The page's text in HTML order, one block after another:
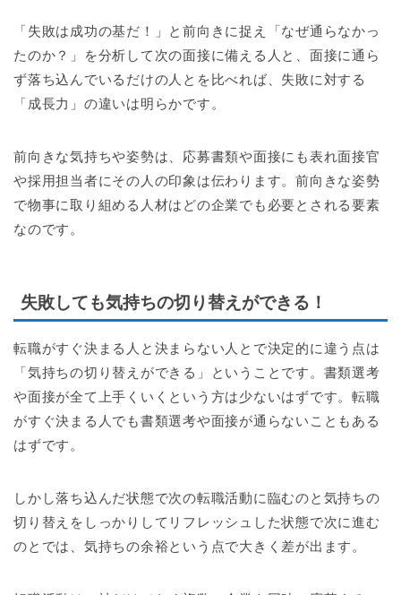
「失敗は成功の基だ！」と前向きに捉え「なぜ通らなかっ
たのか？」を分析して次の面接に備える人と、面接に通ら
ず落ち込んでいるだけの人とを比べれば、失敗に対する
「成長力」の違いは明らかです。
前向きな気持ちや姿勢は、応募書類や面接にも表れ面接官
や採用担当者にその人の印象は伝わります。前向きな姿勢
で物事に取り組める人材はどの企業でも必要とされる要素
なのです。
失敗しても気持ちの切り替えができる！
転職がすぐ決まる人と決まらない人とで決定的に違う点は
「気持ちの切り替えができる」ということです。書類選考
や面接が全て上手くいくという方は少ないはずです。転職
がすぐ決まる人でも書類選考や面接が通らないこともある
はずです。
しかし落ち込んだ状態で次の転職活動に臨むのと気持ちの
切り替えをしっかりしてリフレッシュした状態で次に進む
のとでは、気持ちの余裕という点で大きく差が出ます。